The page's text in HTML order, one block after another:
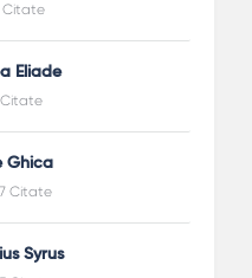
Citate
Eliade
Citate
Ghica
Citate
Syrus